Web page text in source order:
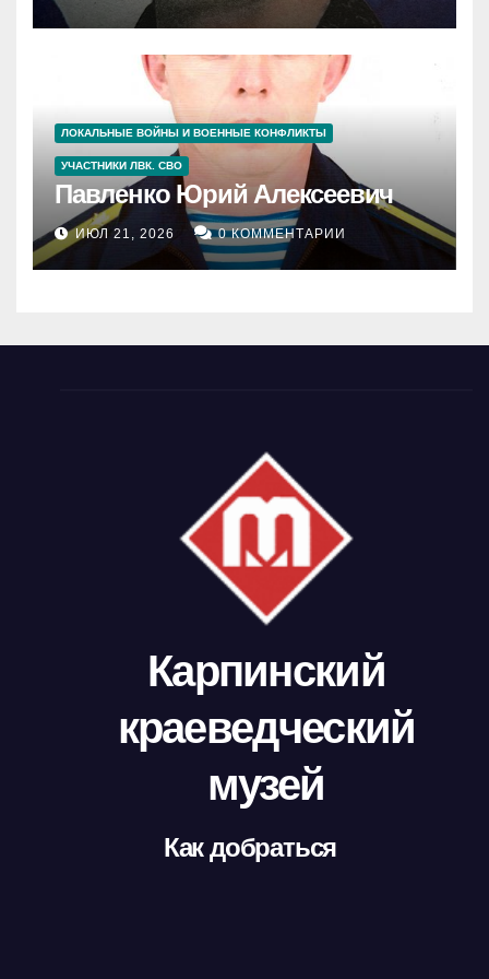
ЛОКАЛЬНЫЕ ВОЙНЫ И ВОЕННЫЕ КОНФЛИКТЫ
УЧАСТНИКИ ЛВК. СВО
Павленко Юрий Алексеевич
ИЮЛ 21, 2026 0 КОММЕНТАРИИ
Карпинский
краеведческий
музей
Как добраться